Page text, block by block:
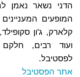
הדני נשאר נאמן
המופעים
קלארק, ג'ון
ועוד רבים, חלקם
לפסטיבל.
אתר הפסטיבל